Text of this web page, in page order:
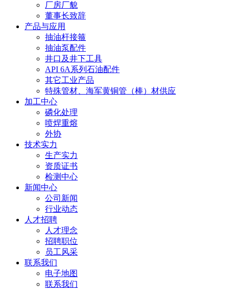
厂房厂貌
董事长致辞
产品与应用
抽油杆接箍
抽油泵配件
井口及井下工具
API 6A系列石油配件
其它工业产品
特殊管材、海军黄铜管（棒）材供应
加工中心
磷化处理
喷焊重熔
外协
技术实力
生产实力
资质证书
检测中心
新闻中心
公司新闻
行业动态
人才招聘
人才理念
招聘职位
员工风采
联系我们
电子地图
联系我们